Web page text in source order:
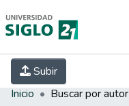
Subir
INICIO EBOOK21
INVESTIGACIÓN
Inicio Buscar por autor